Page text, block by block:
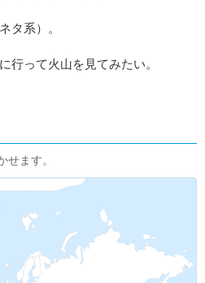
タ系）。
行って火山を見てみたい。
せます。